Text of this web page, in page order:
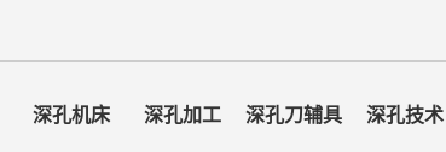
深孔机床 深孔加工 深孔刀辅具 深孔技术